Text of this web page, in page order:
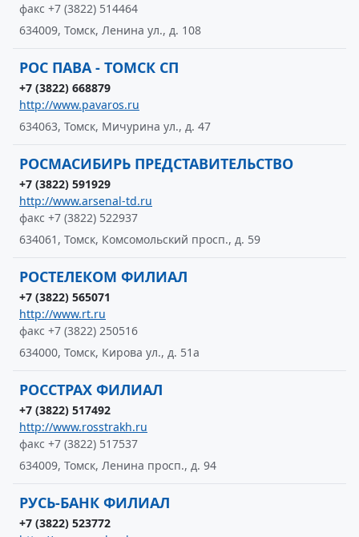
факс +7 (3822) 514464
634009, Томск, Ленина ул., д. 108
РОС ПАВА - ТОМСК СП
+7 (3822) 668879
http://www.pavaros.ru
634063, Томск, Мичурина ул., д. 47
РОСМАСИБИРЬ ПРЕДСТАВИТЕЛЬСТВО
+7 (3822) 591929
http://www.arsenal-td.ru
факс +7 (3822) 522937
634061, Томск, Комсомольский просп., д. 59
РОСТЕЛЕКОМ ФИЛИАЛ
+7 (3822) 565071
http://www.rt.ru
факс +7 (3822) 250516
634000, Томск, Кирова ул., д. 51а
РОССТРАХ ФИЛИАЛ
+7 (3822) 517492
http://www.rosstrakh.ru
факс +7 (3822) 517537
634009, Томск, Ленина просп., д. 94
РУСЬ-БАНК ФИЛИАЛ
+7 (3822) 523772